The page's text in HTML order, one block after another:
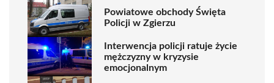
Powiatowe obchody Święta
Policji w Zgierzu
Interwencja policji ratuje życie
mężczyzny w kryzysie
emocjonalnym